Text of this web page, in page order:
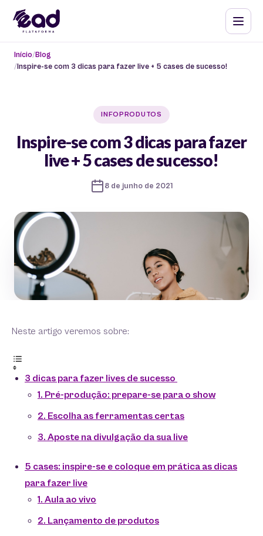
Início Blog
Inspire-se com 3 dicas para fazer live + 5 cases de sucesso!
INFOPRODUTOS
Inspire-se com 3 dicas para fazer
live + 5 cases de sucesso!
8 de junho de 2021
Neste artigo veremos sobre:
3 dicas para fazer lives de sucesso
1. Pré-produção: prepare-se para o show
2. Escolha as ferramentas certas
3. Aposte na divulgação da sua live
5 cases: inspire-se e coloque em prática as dicas
para fazer live
1. Aula ao vivo
2. Lançamento de produtos